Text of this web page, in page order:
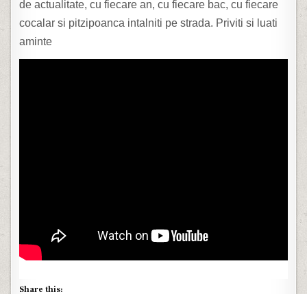
de actualitate, cu fiecare an, cu fiecare bac, cu fiecare
cocalar si pitzipoanca intalniti pe strada. Priviti si luati
aminte
Share this: